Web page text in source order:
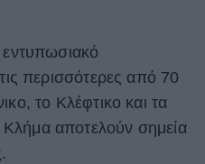
περισσότερες από 70
το Κλέφτικο και τα
αποτελούν σημεία